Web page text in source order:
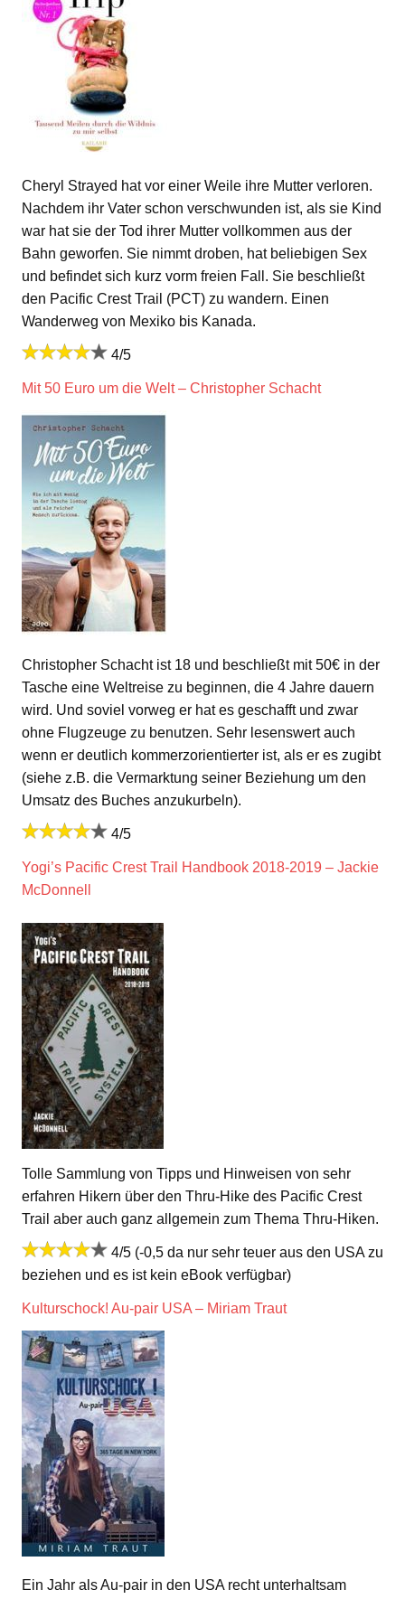
Cheryl Strayed hat vor einer Weile ihre Mutter verloren.
Nachdem ihr Vater schon verschwunden ist, als sie Kind
war hat sie der Tod ihrer Mutter vollkommen aus der
Bahn geworfen. Sie nimmt droben, hat beliebigen Sex
und befindet sich kurz vorm freien Fall. Sie beschließt
den Pacific Crest Trail (PCT) zu wandern. Einen
Wanderweg von Mexiko bis Kanada.
4/5
Mit 50 Euro um die Welt – Christopher Schacht
Christopher Schacht ist 18 und beschließt mit 50€ in der
Tasche eine Weltreise zu beginnen, die 4 Jahre dauern
wird. Und soviel vorweg er hat es geschafft und zwar
ohne Flugzeuge zu benutzen. Sehr lesenswert auch
wenn er deutlich kommerzorientierter ist, als er es zugibt
(siehe z.B. die Vermarktung seiner Beziehung um den
Umsatz des Buches anzukurbeln).
4/5
Yogi’s Pacific Crest Trail Handbook 2018-2019 – Jackie
McDonnell
Tolle Sammlung von Tipps und Hinweisen von sehr
erfahren Hikern über den Thru-Hike des Pacific Crest
Trail aber auch ganz allgemein zum Thema Thru-Hiken.
4/5 (-0,5 da nur sehr teuer aus den USA zu
beziehen und es ist kein eBook verfügbar)
Kulturschock! Au-pair USA – Miriam Traut
Ein Jahr als Au-pair in den USA recht unterhaltsam